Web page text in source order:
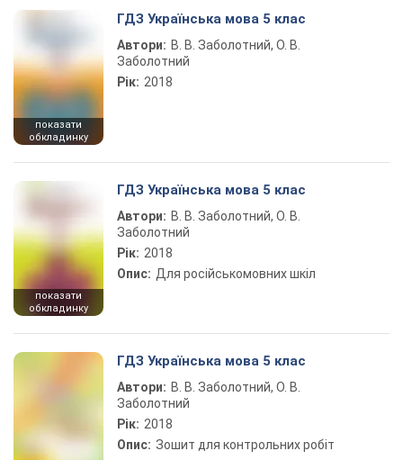
показати
обкладинку
ГДЗ Українська мова 5 клас
Автори: В. В. Заболотний, О. В.
Заболотний
Рік: 2018
показати
обкладинку
ГДЗ Українська мова 5 клас
Автори: В. В. Заболотний, О. В.
Заболотний
Рік: 2018
Опис: Для російськомовних шкіл
ГДЗ Українська мова 5 клас
Автори: В. В. Заболотний, О. В.
Заболотний
Рік: 2018
Опис: Зошит для контрольних робіт